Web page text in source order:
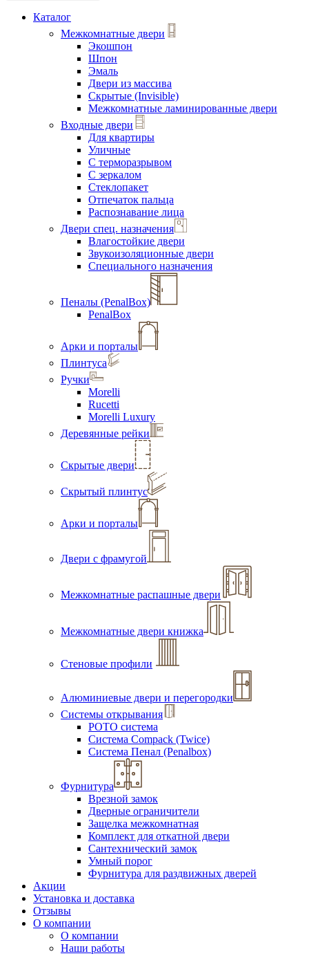
Каталог
Межкомнатные двери
Экошпон
Шпон
Эмаль
Двери из массива
Скрытые (Invisible)
Межкомнатные ламинированные двери
Входные двери
Для квартиры
Уличные
С терморазрывом
С зеркалом
Стеклопакет
Отпечаток пальца
Распознавание лица
Двери спец. назначения
Влагостойкие двери
Звукоизоляционные двери
Специального назначения
Пеналы (PenalBox)
PenalBox
Арки и порталы
Плинтуса
Ручки
Morelli
Rucetti
Morelli Luxury
Деревянные рейки
Скрытые двери
Скрытый плинтус
Арки и порталы
Двери с фрамугой
Межкомнатные распашные двери
Межкомнатные двери книжка
Стеновые профили
Алюминиевые двери и перегородки
Системы открывания
РОТО система
Система Compack (Twice)
Система Пенал (Penalbox)
Фурнитура
Врезной замок
Дверные ограничители
Защелка межкомнатная
Комплект для откатной двери
Сантехнический замок
Умный порог
Фурнитура для раздвижных дверей
Акции
Установка и доставка
Отзывы
О компании
О компании
Наши работы